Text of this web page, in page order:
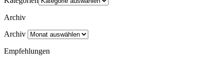
Archiv
Archiv
Empfehlungen